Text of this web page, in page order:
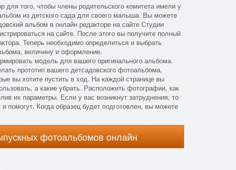
для того, чтобы члены родительского комитета имели у
из детского сада для своего малыша. Вы можете
альбом в онлайн редакторе на сайте Студии
на сайте. После этого вы получите полный
Теперь необходимо определиться и выбрать
величину и оформление.
модель для вашего оригинального альбома.
прототип вашего детсадовского фотоальбома,
вы хотите пустить в ход. На каждой странице вы
а какие убрать. Расположить фотографии, как
их параметры. Если у вас возникнут затруднения, то
помогут. Когда образец будет подготовлен, вы можете
фотоальбомов онлайн